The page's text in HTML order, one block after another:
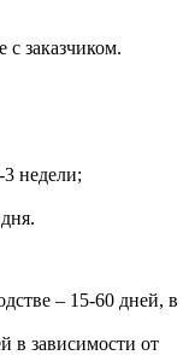
с заказчиком.
недели;
– 15-60 дней, в
в зависимости от